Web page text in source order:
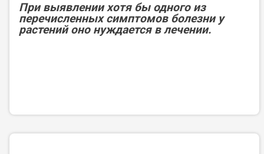
При выявлении хотя бы одного из
перечисленных симптомов болезни у
растений оно нуждается в лечении.